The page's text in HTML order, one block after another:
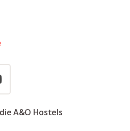
A&O Hostels